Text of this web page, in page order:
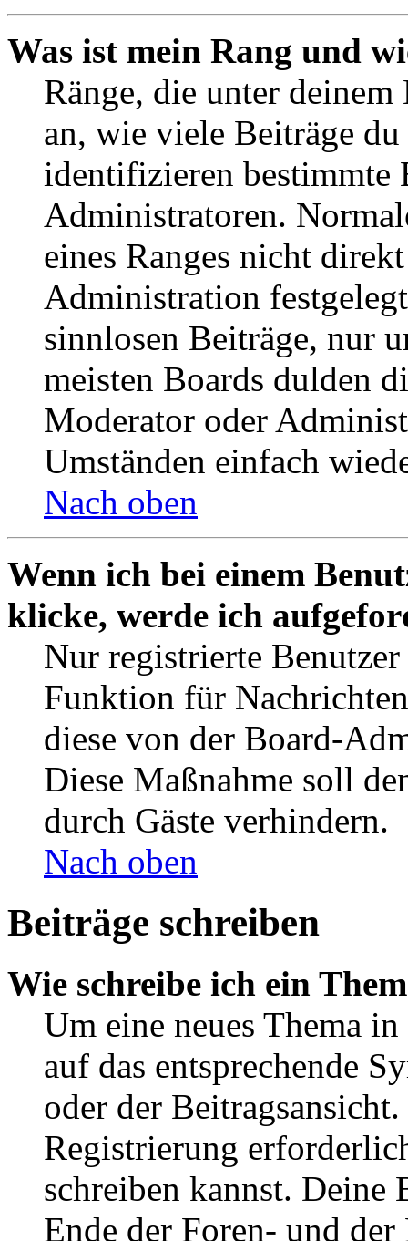
Was ist mein Rang und
Ränge, die unter deinem
an, wie viele Beiträge
identifizieren bestimmte
Administratoren.
eines Ranges nicht
Administration
sinnlosen Beiträge, nur
meisten Boards dulden
Moderator oder
Umständen einfach
Nach oben
Wenn ich bei einem
klicke, werde ich
Nur registrierte
Funktion für
diese von der Board-
Diese Maßnahme soll
durch Gäste verhindern.
Nach oben
Beiträge schreiben
Wie schreibe ich ein
Um eine neues Thema
auf das entsprechende
oder der
Registrierung
schreiben kannst. Deine
Ende der Foren- und